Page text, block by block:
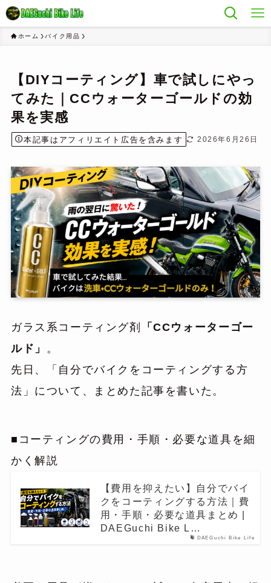
ホーム バイク用品
【DIYコーティング】車で試しにやっ
てみた｜CCウォーターゴールドの効
果を実感
本記事はアフィリエイト広告を含みます 2026年6月26日
ガラス系コーティング剤
「CCウォーターゴー
ルド」 。
先日、「自分でバイクをコーティングする方
法」について、まとめた記事を書いた。
■コーティングの費用・手順・必要な道具を細
かく解説
DAEGuchi Bike Life
【費用を抑えたい】自分でバイ
クをコーティングする方法｜費
用・手順・必要な道具まとめ |
DAEGuchi Bike L…